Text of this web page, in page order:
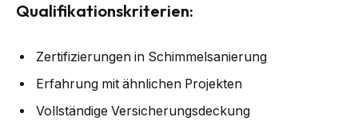
Qualifikationskriterien:
Zertifizierungen in Schimmelsanierung
Erfahrung mit ähnlichen Projekten
Vollständige Versicherungsdeckung